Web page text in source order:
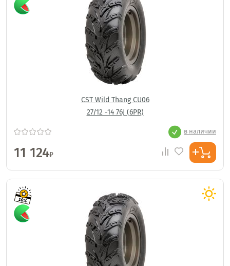
CST Wild Thang CU06
27/12 -14 76J (6PR)
в наличии
11 124₽